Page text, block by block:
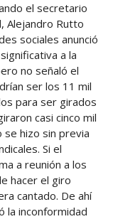
el secretario
Alejandro Rutto
sociales anunció
a la
no señaló el
ser los 11 mil
para ser girados
casi cinco mil
hizo sin previa
Si el
a reunión a los
hacer el giro
cantado. De ahí
la inconformidad